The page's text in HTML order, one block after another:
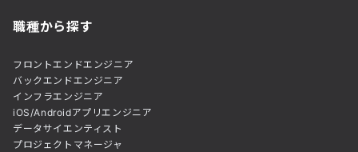
職種から探す
フロントエンドエンジニア
バックエンドエンジニア
インフラエンジニア
iOS/Androidアプリエンジニア
データサイエンティスト
プロジェクトマネージャ